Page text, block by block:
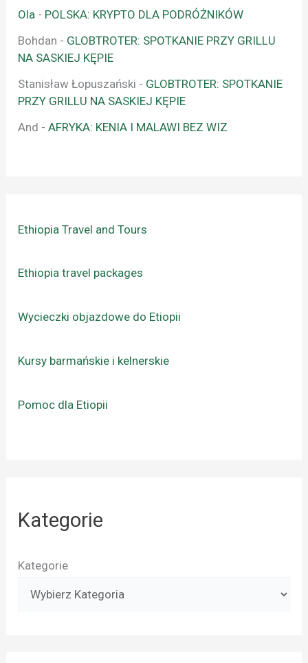
Ola - POLSKA: KRYPTO DLA PODRÓŻNIKÓW
Bohdan - GLOBTROTER: SPOTKANIE PRZY GRILLU
NA SASKIEJ KĘPIE
Stanisław Łopuszański - GLOBTROTER: SPOTKANIE
PRZY GRILLU NA SASKIEJ KĘPIE
And -AFRYKA: KENIA I MALAWI BEZ WIZ
Ethiopia Travel and Tours
Ethiopia travel packages
Wycieczki objazdowe do Etiopii
Kursy barmańskie i kelnerskie
Pomoc dla Etiopii
Kategorie
Kategorie